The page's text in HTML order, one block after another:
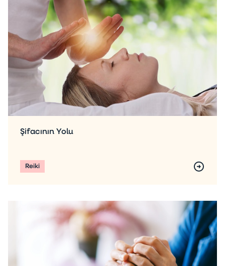
Şifacının Yolu
Reiki